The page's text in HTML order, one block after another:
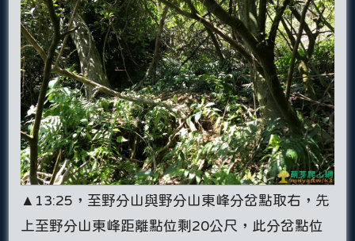
▲13:25，至野分山與野分山東峰分岔點取右，先
上至野分山東峰距離點位剩20公尺，此分岔點位